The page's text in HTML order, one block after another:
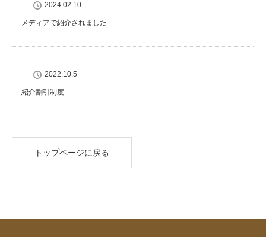
2024.02.10
メディアで紹介されました
2022.10.5
紹介割引制度
トップページに戻る